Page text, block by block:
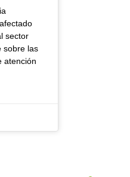
sector
sobre las
atención